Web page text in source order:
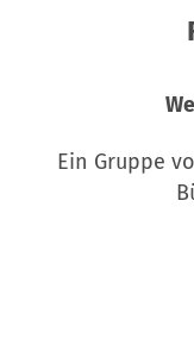
Ein Gruppe